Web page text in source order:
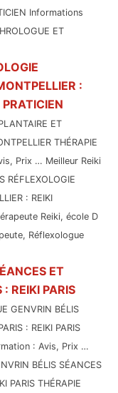
Informations
ET
:
ET
THÉRAPIE
Prix … Meilleur Reiki
RÉFLEXOLOGIE
: REIKI
Reiki, école D
Réflexologue
ET
REIKI PARIS
GENVRIN BÉLIS
: REIKI PARIS
: Avis, Prix …
BÉLIS SÉANCES
PARIS THÉRAPIE